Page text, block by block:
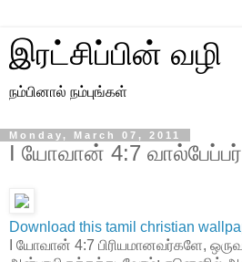
இரட்சிப்பின் வழி
நம்பினால் நம்புங்கள்
Monday, March 07, 2011
I யோவான் 4:7 வால்பேப்பர்
Download this tamil christian
I யோவான் 4:7 பிரியமானவர்களே,